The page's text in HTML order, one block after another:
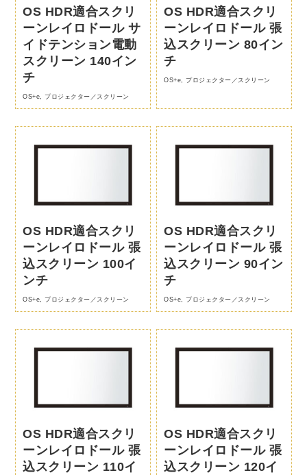
OS HDR適合スクリ
ーンレイロドール サ
イドテンション電動
スクリーン 140イン
チ
OS+e,プロジェクター／スクリーン
OS HDR適合スクリ
ーンレイロドール 張
込スクリーン 80イン
チ
OS+e,プロジェクター／スクリーン
OS HDR適合スクリ
ーンレイロドール 張
込スクリーン 100イ
ンチ
OS+e ,プロジェクター／スクリーン
OS HDR適合スクリ
ーンレイロドール 張
込スクリーン 90イン
チ
OS+e ,プロジェクター／スクリーン
OS HDR適合スクリ
ーンレイロドール 張
込スクリーン 110イ
OS HDR適合スクリ
ーンレイロドール 張
込スクリーン 120イ